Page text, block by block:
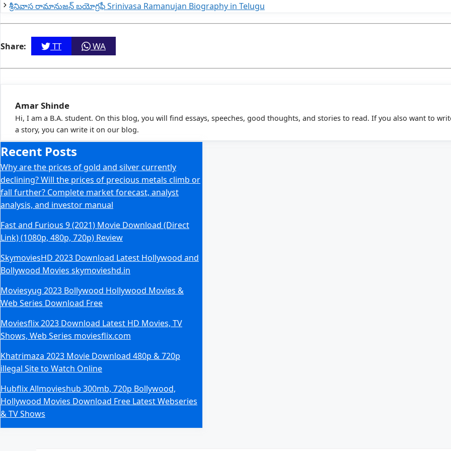
శ్రీనివాస రామానుజన్ బయోగ్రఫీ Srinivasa Ramanujan Biography in Telugu
Share: TT WA
Amar Shinde
Hi, I am a B.A. student. On this blog, you will find essays, speeches, good thoughts, and stories to read. If you also want to
a story, you can write it on our blog.
Recent Posts
Why are the prices of gold and silver currently
declining? Will the prices of precious metals climb or
fall further? Complete market forecast, analyst
analysis, and investor manual
Fast and Furious 9 (2021) Movie Download (Direct
Link) (1080p, 480p, 720p) Review
SkymoviesHD 2023 Download Latest Hollywood and
Bollywood Movies skymovieshd.in
Moviesyug 2023 Bollywood Hollywood Movies &
Web Series Download Free
Moviesflix 2023 Download Latest HD Movies, TV
Shows, Web Series moviesflix.com
Khatrimaza 2023 Movie Download 480p & 720p
illegal Site to Watch Online
Hubflix Allmovieshub 300mb, 720p Bollywood,
Hollywood Movies Download Free Latest Webseries
& TV Shows